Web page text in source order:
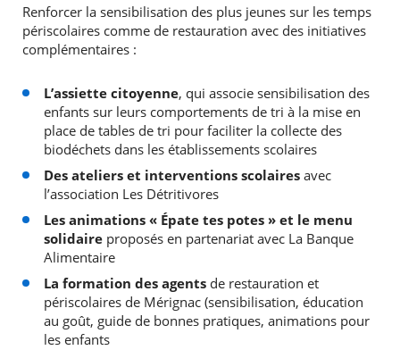
Renforcer la sensibilisation des plus jeunes sur les temps
périscolaires comme de restauration avec des initiatives
complémentaires :
L’assiette citoyenne, qui associe sensibilisation des
enfants sur leurs comportements de tri à la mise en
place de tables de tri pour faciliter la collecte des
biodéchets dans les établissements scolaires
Des ateliers et interventions scolairesavec
l’association Les Détritivores
Les animations « Épate tes potes » et le menu
solidaireproposés en partenariat avec La Banque
Alimentaire
La formation des agentsde restauration et
périscolaires de Mérignac (sensibilisation, éducation
au goût, guide de bonnes pratiques, animations pour
les enfants